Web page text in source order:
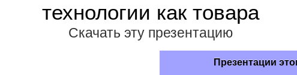
технологии как товара
Скачать эту презентацию
Презентации